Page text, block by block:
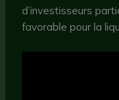
d’investisseurs
favorable pour la